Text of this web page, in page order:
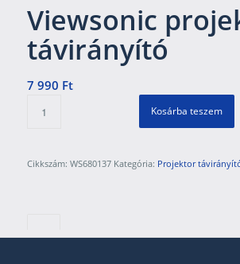
Viewsonic
távirányító
7 990 Ft
Kosárba teszem
Cikkszám: WS680137 Kategória: Projektor